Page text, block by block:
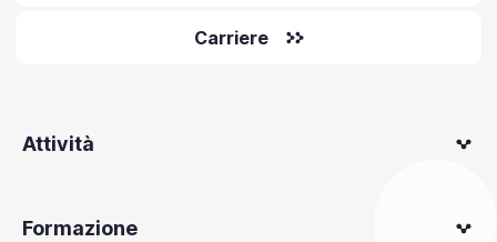
Carriere
Attività
Formazione